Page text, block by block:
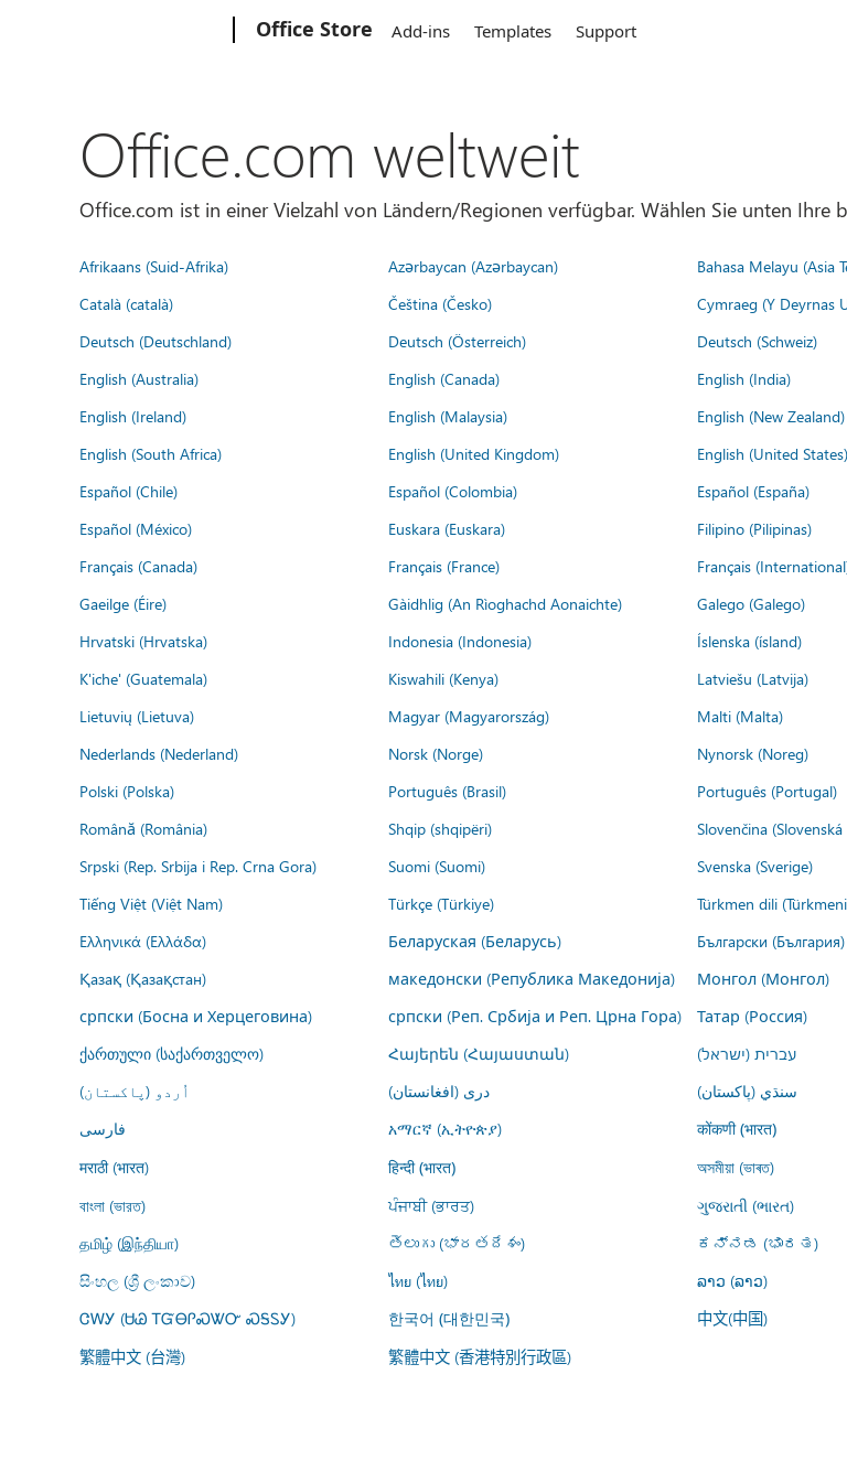
Office Store Add-ins Templates Support
Office.com weltweit
Office.com ist in einer Vielzahl von Ländern/Regionen verfügbar. Wählen Sie unten Ihre
Afrikaans (Suid-Afrika) Azərbaycan (Azərbaycan) Bahasa Melayu (Asia
Català (català)
Čeština (Česko) Cymraeg (Y Deyrnas
Deutsch (Deutschland)
Deutsch (Österreich) Deutsch (Schweiz)
English (Australia)
English (Canada) English (India)
English (Ireland)
English (Malaysia) English (New Zealand)
English (South Africa)
English (United Kingdom) English (United States)
Español (Chile)
Español (Colombia) Español (España)
Español (México)
Euskara (Euskara) Filipino (Pilipinas)
Français (Canada)
Français (France) Français
Gaeilge (Éire)
Gàidhlig (An Rìoghachd Aonaichte) Galego (Galego)
Hrvatski (Hrvatska)
Indonesia (Indonesia) Íslenska (ísland)
K'iche' (Guatemala)
Kiswahili (Kenya) Latviešu (Latvija)
Lietuvių (Lietuva)
Magyar (Magyarország) Malti (Malta)
Nederlands (Nederland)
Norsk (Norge) Nynorsk (Noreg)
Polski (Polska)
Português (Brasil) Português (Portugal)
Română (România)
Shqip (shqipëri) Slovenčina
Srpski (Rep. Srbija i Rep. Crna Gora)
Suomi (Suomi) Svenska (Sverige)
Tiếng Việt (Việt Nam)
Türkçe (Türkiye) Türkmen dili
Ελληνικά (Ελλάδα)
Беларуская (Беларусь) Български (България)
Қазақ (Қазақстан)
македонски (Република Македонија) Монгол (Монгол)
српски (Босна и Херцеговина)
српски (Реп. Србија и Реп. Црна Гора) Татар (Россия)
ქართული (საქართველო)
Հայերեն (Հայաստան) עברית (ישראל)
اُردو (پاکستان)
درى (افغانستان) سنڌي (پاکستان)
فارسى
አማርኛ (ኢትዮጵያ) कोंकणी (भारत)
मराठी (भारत)
हिन्दी (भारत) অসমীয়া (ভাৰত)
বাংলা (ভারত)
ਪੰਜਾਬੀ (ਭਾਰਤ) ગુજરાતી (ભારત)
தமிழ் (இந்தியா)
తెలుగు (భారతదేశం) ಕನ್ನಡ (ಭಾರತ)
සිංහල (ශ්‍රී ලංකාව)
ไทย (ไทย) ລາວ (ລາວ)
ᏣᎳᎩ (ᏌᏊ ᎢᏳᎾᎵᏍᏔᏅ ᏍᎦᏚᎩ)
한국어 (대한민국) 中文(中国)
繁體中文 (台灣) 繁體中文 (香港特別行政區)